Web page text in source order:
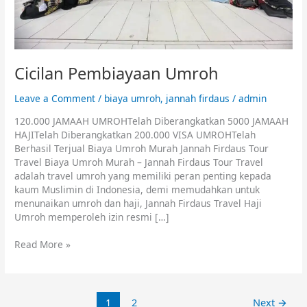
Cicilan Pembiayaan Umroh
Leave a Comment / biaya umroh, jannah firdaus /admin
120.000 JAMAAH UMROHTelah Diberangkatkan 5000 JAMAAH
HAJITelah Diberangkatkan 200.000 VISA UMROHTelah
Berhasil Terjual Biaya Umroh Murah Jannah Firdaus Tour
Travel Biaya Umroh Murah – Jannah Firdaus Tour Travel
adalah travel umroh yang memiliki peran penting kepada
kaum Muslimin di Indonesia, demi memudahkan untuk
menunaikan umroh dan haji, Jannah Firdaus Travel Haji
Umroh memperoleh izin resmi […]
Read More »
1 2 Next →